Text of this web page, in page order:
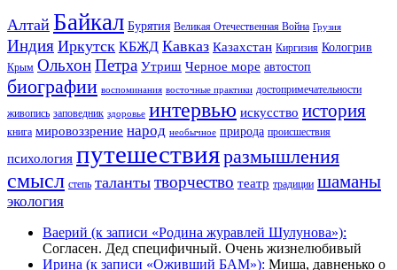
Алтай Байкал Бурятия Великая Отечественная Война Грузия
Индия Иркутск КБЖД Кавказ Казахстан Киргизия Кологрив
Крым ОльхонПетра Утриш Черное море автостоп
биографии воспоминания восточные практики достопримечательности
живопись заповедник здоровье интервью искусство история
книга мировоззрение народ необычное природа происшествия
психология путешествияразмышления
смысл степь таланты творчество театр традиции шаманы
экология
Ваерий (к записи «Родина журавлей Шулунова»):
Согласен. Дед специфичный. Очень жизнелюбивый
Ирина (к записи «Оживший БАМ»): Миша, давненько о